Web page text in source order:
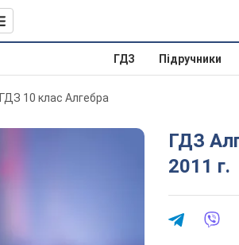
ГДЗ Підручники
ГДЗ 10 клас Алгебра
ГДЗ
2011 г.